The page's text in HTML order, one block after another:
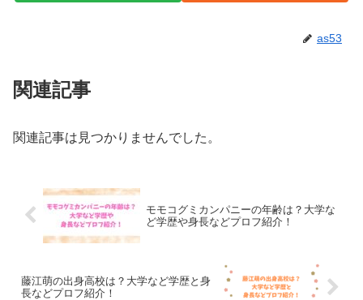
as53
関連記事
関連記事は見つかりませんでした。
モモコグミカンパニーの年齢は？大学な
ど学歴や身長などプロフ紹介！
藤江萌の出身高校は？大学など学歴と身
長などプロフ紹介！